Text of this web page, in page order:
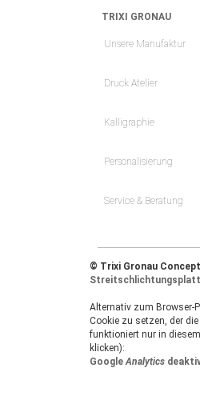
TRIXI GRONAU
Unsere Manufaktur
Druck Atelier
Kalligraphie
Personalisierung
Service & Beratung
© Trixi Gronau
Alternativ zum Browser-
Cookie zu setzen, der
funktioniert nur in
klicken):
Google Analytics